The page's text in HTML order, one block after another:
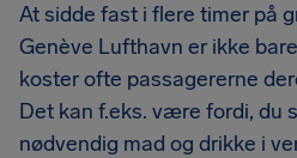
At sidde fast i flere timer på
Genève Lufthavn er ikke
koster ofte passagererne
Det kan f.eks. være fordi, du
nødvendig mad og drikke i